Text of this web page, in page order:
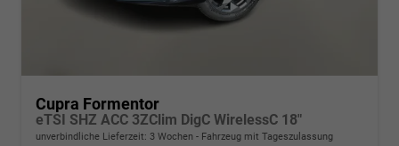
Cupra Formentor
eTSI SHZ ACC 3ZClim DigC WirelessC 18"
unverbindliche Lieferzeit: 3 Wochen Fahrzeug mit Tageszulassung